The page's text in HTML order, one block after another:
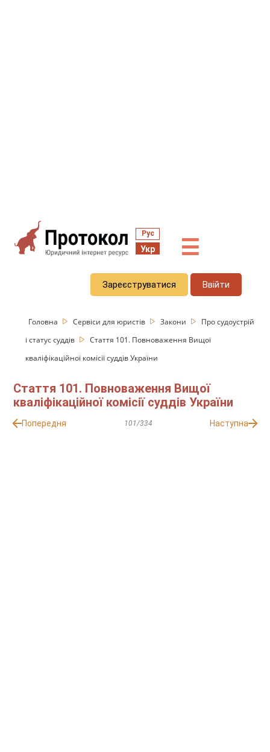
Рус
Укр ☰
Зареєструватися Ввійти
Головна Сервіси для юристів Закони
Про судоустрій
і статус суддів
Стаття 101. Повноваження Вищої
кваліфікаційної комісії суддів України
Стаття 101. Повноваження Вищої
кваліфікаційної комісії суддів України
Попередня 101/334 Наступна